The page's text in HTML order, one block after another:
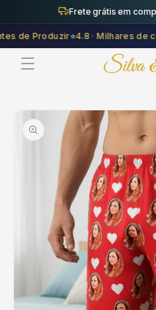
Frete grátis em
conteúdo
Produzir⭐4.8 · Milhares de
informação
do produto